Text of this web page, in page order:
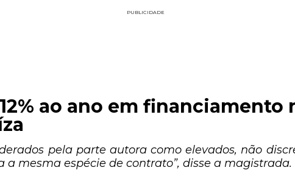
PUBLICIDADE
ao ano em financiamento
pela parte autora como elevados, não
mesma espécie de contrato”, disse a magistrada.